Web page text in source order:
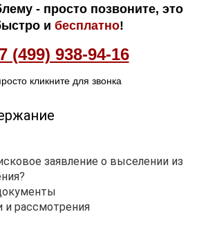
- просто позвоните, это
и бесплатно!
(499) 938-94-16
кликните для звонка
заявление о выселении из
и рассмотрения